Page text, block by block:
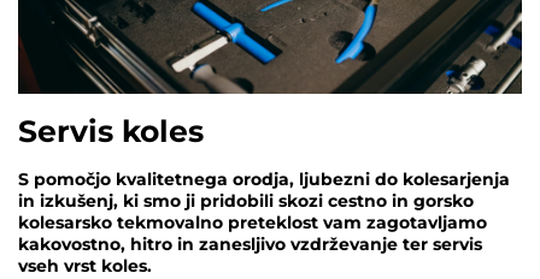
Servis koles
S pomočjo kvalitetnega orodja, ljubezni do kolesarjenja
in izkušenj, ki smo ji pridobili skozi cestno in gorsko
kolesarsko tekmovalno preteklost vam zagotavljamo
kakovostno, hitro in zanesljivo vzdrževanje ter servis
vseh vrst koles.